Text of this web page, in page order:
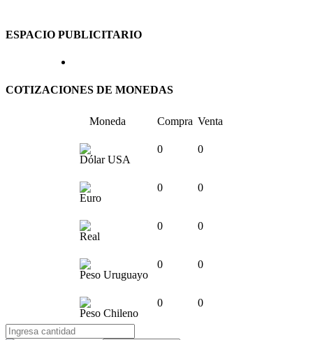
ESPACIO PUBLICITARIO
COTIZACIONES DE MONEDAS
Moneda Compra Venta
Dólar USA
0 0
Euro
0 0
Real
0 0
Peso Uruguayo
0 0
Peso Chileno
0 0